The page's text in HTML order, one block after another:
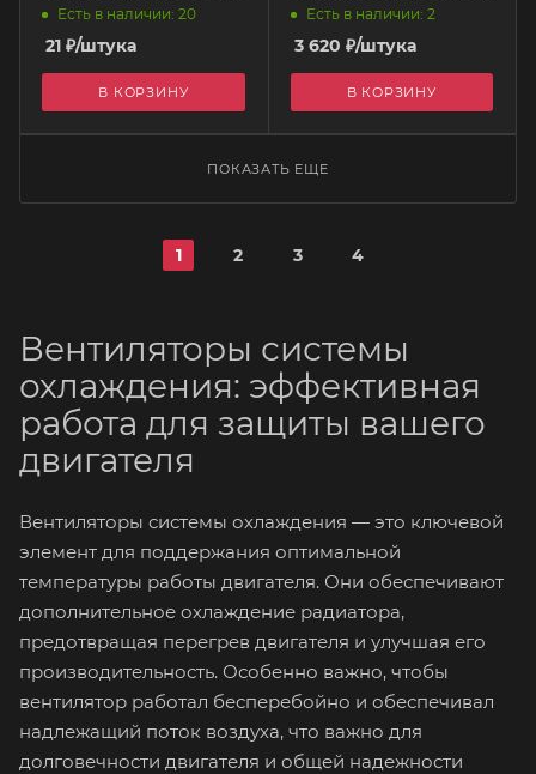
21080-1302082 РЗИ
Есть в наличии: 20
21 ₽/штука
В КОРЗИНУ
Nissan, Mazda)
QF25A00068 QUATTRO
FRENI
Есть в наличии: 2
3 620 ₽/штука
В КОРЗИНУ
ПОКАЗАТЬ ЕЩЕ
1 2 3 4
Вентиляторы системы
охлаждения: эффективная
работа для защиты вашего
двигателя
Вентиляторы системы охлаждения — это ключевой
элемент для поддержания оптимальной
температуры работы двигателя. Они обеспечивают
дополнительное охлаждение радиатора,
предотвращая перегрев двигателя и улучшая его
производительность. Особенно важно, чтобы
вентилятор работал бесперебойно и обеспечивал
надлежащий поток воздуха, что важно для
долговечности двигателя и общей надежности